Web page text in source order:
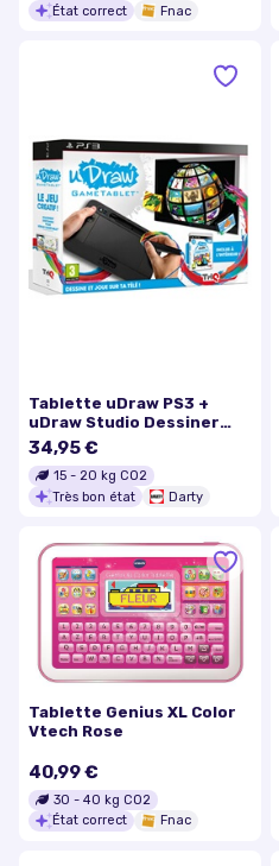
État correct
Fnac
Tablette uDraw PS3 +
uDraw Studio Dessiner
Facilement
34,95 €
15 - 20 kg CO2
Très bon état
Darty
Tablette Genius XL Color
Vtech Rose
40,99 €
30 - 40 kg CO2
État correct
Fnac